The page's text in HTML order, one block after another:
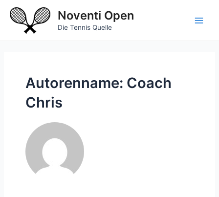
Inhalt
springen
Noventi Open
Die Tennis Quelle
Autorenname: Coach
Chris